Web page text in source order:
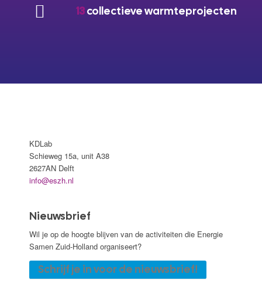
13collectieve warmteprojecten
KDLab
Schieweg 15a, unit A38
2627AN Delft
info@eszh.nl
Nieuwsbrief
Wil je op de hoogte blijven van de activiteiten die Energie
Samen Zuid-Holland organiseert?
Schrijf je in voor de nieuwsbrief!